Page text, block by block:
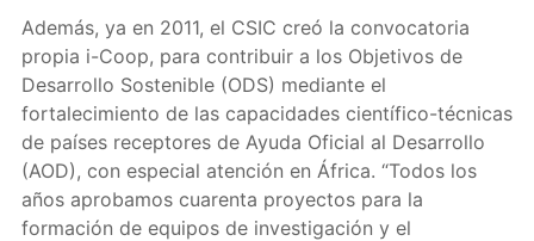
Además, ya en 2011, el CSIC creó la convocatoria
propia i-Coop, para contribuir a los Objetivos de
Desarrollo Sostenible (ODS) mediante el
fortalecimiento de las capacidades científico-técnicas
de países receptores de Ayuda Oficial al Desarrollo
(AOD), con especial atención en África. “Todos los
años aprobamos cuarenta proyectos para la
formación de equipos de investigación y el